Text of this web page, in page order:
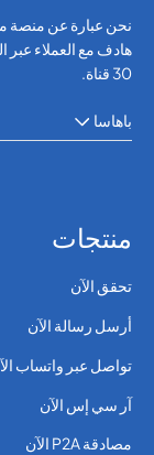
نحن عبارة عن منصة
هادف مع العملاء عبر
30 قناة.
باهاسا
منتجات
تحقق الآن
أرسل رسالة الآن
تواصل عبر واتساب
آر سي إس الآن
مصادقة P2A الآن